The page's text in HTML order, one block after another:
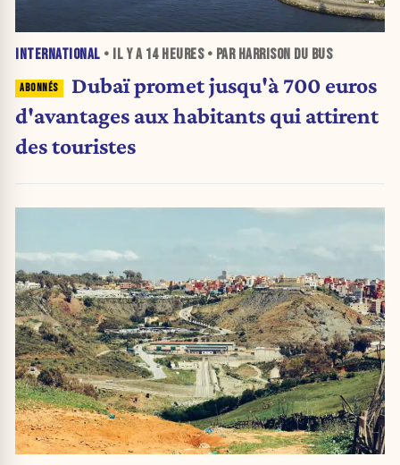
INTERNATIONAL • IL Y A 14 HEURES• PAR HARRISON DU BUS
Dubaï promet jusqu'à 700 euros
d'avantages aux habitants qui attirent
des touristes